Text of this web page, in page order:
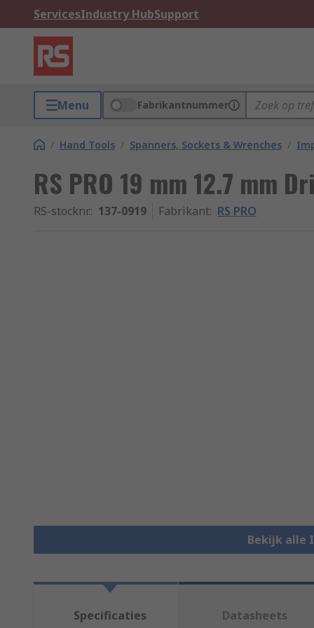
ServicesIndustry HubSupport
Menu Fabrikantnummer
/ Hand Tools / Spanners, Sockets & Wrenches /
RS PRO 19 mm 12.7 mm
RS-stocknr.: 137-0919 Fabrikant: RS PRO
Bekijk alle
Specificaties Datasheets